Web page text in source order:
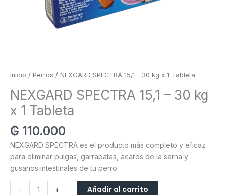
Inicio / Perros / NEXGARD SPECTRA 15,1 – 30 kg x 1 Tableta
NEXGARD SPECTRA 15,1 – 30 kg
x 1 Tableta
₲ 110.000
NEXGARD SPECTRA es el producto más completo y eficaz
para eliminar pulgas, garrapatas, ácaros de la sarna y
gusanos intestinales de tu perro
- + Añadir al carrito